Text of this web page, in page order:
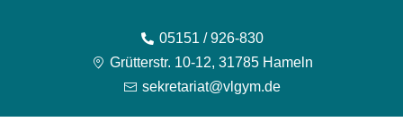
05151 / 926-830
Grütterstr. 10-12, 31785 Hameln
sekretariat@vlgym.de